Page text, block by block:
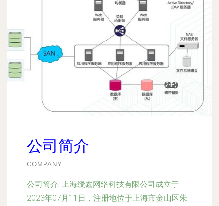
公司简介
COMPANY
公司简介: 上海绶鑫网络科技有限公司成立于
2023年07月11日，注册地位于上海市金山区朱